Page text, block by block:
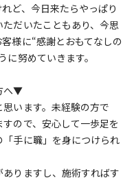
ど、今日来たらやっぱり
だいたこともあり、今思
様に“感謝とおもてなしの
努めていきます。
へ▼
います。未経験の方で
ので、安心して一歩足を
手に職」を身につけられ
ありますし、施術すればす